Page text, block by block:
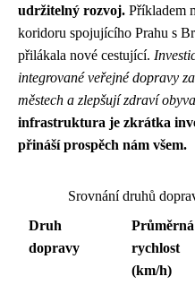
udržitelný rozvoj. Příkladem
koridoru spojujícího Prahu s
přilákala nové cestující.
integrované veřejné dopravy
městech a zlepšují zdraví
infrastruktura je zkrátka
přináší prospěch nám všem.
Srovnání druhů
Druh
dopravy
Průměrná
rychlost
(km/h)